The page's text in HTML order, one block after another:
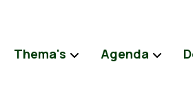
Thema's Agenda